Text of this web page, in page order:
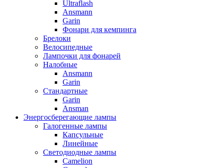
Ultraflash
Ansmann
Garin
Фонари для кемпинга
Брелоки
Велосипедные
Лампочки для фонарей
Налобные
Ansmann
Garin
Стандартные
Garin
Ansman
Энергосберегающие лампы
Галогенные лампы
Капсульные
Линейные
Светодиодные лампы
Camelion